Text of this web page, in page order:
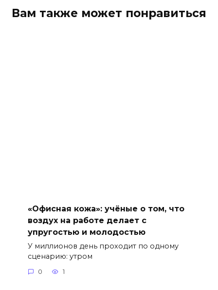
Вам также может понравиться
«Офисная кожа»: учёные о том, что
воздух на работе делает с
упругостью и молодостью
У миллионов день проходит по одному
сценарию: утром
0 1